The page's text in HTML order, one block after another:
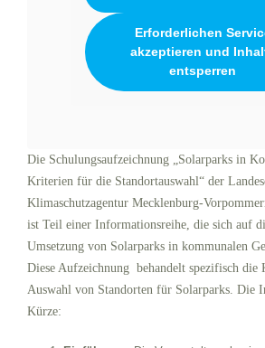
Erforderlichen
akzeptieren und
entsperren
Die Schulungsaufzeichnung „Solarparks in
Kriterien für die Standortauswahl“ der
Klimaschutzagentur Mecklenburg-
ist Teil einer Informationsreihe, die sich auf
Umsetzung von Solarparks in kommunalen
Diese Aufzeichnung behandelt spezifisch
Auswahl von Standorten für Solarparks. Die
Kürze: